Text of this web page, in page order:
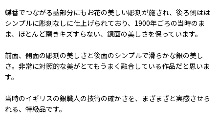
蝶番でつながる蓋部分にもお花の美しい彫刻が施され、後ろ側はは
シンプルに彫刻なしに仕上げられており、1900年ごろの当時のま
ま、ほとんど磨きキズすらない、鏡面の美しさを保っています。
前面、側面の彫刻の美しさと後面のシンプルで滑らかな銀の美し
さ。非常に対照的な美がとてもうまく融合している作品だと思いま
す。
当時のイギリスの銀職人の技術の確かさを、まざまざと実感させら
れる、特級品です。